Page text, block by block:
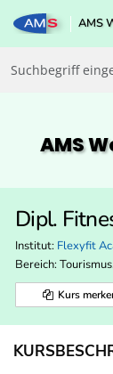
AMS
AMS
Dipl.
Institut: Flexyfit
Bereich:
Kurs